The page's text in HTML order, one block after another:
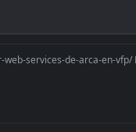
services-de-arca-en-